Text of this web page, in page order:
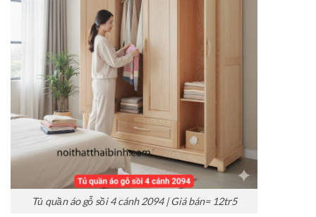
Tủ quần áo gỗ sồi 4 cánh 2094 | Giá bán= 12tr5